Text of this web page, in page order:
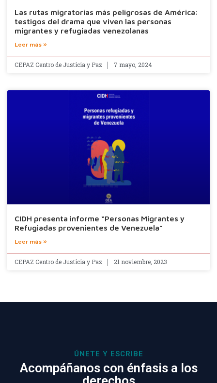
Las rutas migratorias más peligrosas de América:
testigos del drama que viven las personas
migrantes y refugiadas venezolanas
Leer más »
CEPAZ Centro de Justicia y Paz 7 mayo, 2024
CIDH presenta informe “Personas Migrantes y
Refugiadas provenientes de Venezuela”
Leer más »
CEPAZ Centro de Justicia y Paz 21 noviembre, 2023
ÚNETE Y ESCRIBE
Acompáñanos con énfasis a los